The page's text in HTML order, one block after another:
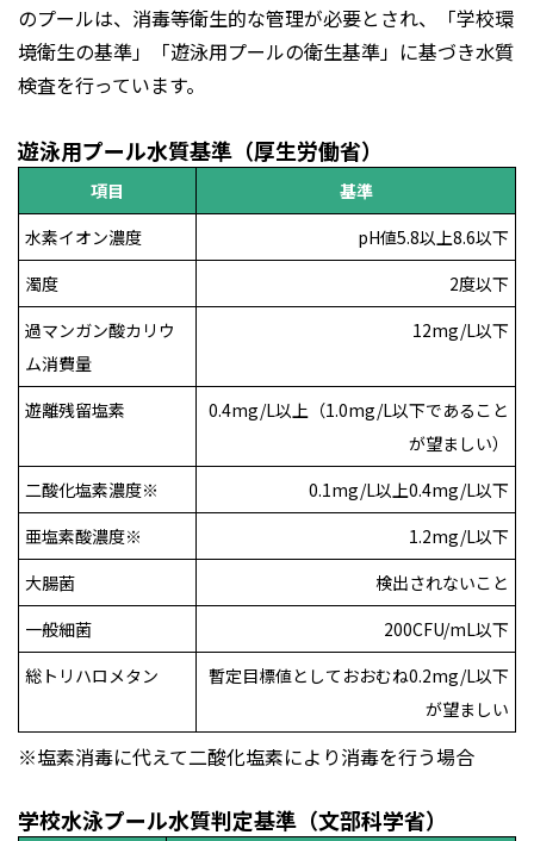
のプールは、消毒等衛生的な管理が必要とされ、「学校環
境衛生の基準」「遊泳用プールの衛生基準」に基づき水質
検査を行っています。
遊泳用プール水質基準（厚生労働省）
項目
基準
水素イオン濃度
pH値5.8以上8.6以下
濁度
2度以下
過マンガン酸カリウ
ム消費量
12mg/L以下
遊離残留塩素
0.4mg/L以上（1.0mg/L以下であること
が望ましい）
二酸化塩素濃度※
0.1mg/L以上0.4mg/L以下
亜塩素酸濃度※
1.2mg/L以下
大腸菌
検出されないこと
一般細菌
200CFU/mL以下
総トリハロメタン
暫定目標値としておおむね0.2mg/L以下
が望ましい
塩素消毒に代えて二酸化塩素により消毒を行う場合
学校水泳プール水質判定基準（文部科学省）